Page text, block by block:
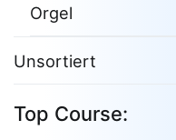
Orgel
Unsortiert
Top Course: